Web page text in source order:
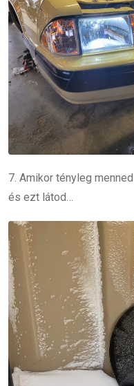
7. Amikor tényleg
és ezt látod…